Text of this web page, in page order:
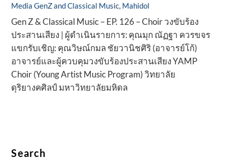
Media GenZ and Classical Music, Mahidol
Gen Z & Classical Music – EP. 126 – Choir วงขับร้อง
ประสานเสียง | ผู้ดำเนินรายการ: คุณมุก ณัฏฐา ควรขจร
แขกรับเชิญ: คุณวิษณ์กมล ชัยวานิชศิริ (อาจารย์โก้)
อาจารย์และผู้ควบคุมวงขับร้องประสานเสียง YAMP
Choir (Young Artist Music Program) วิทยาลัย
ดุริยางคศิลป์ มหาวิทยาลัยมหิดล
Search